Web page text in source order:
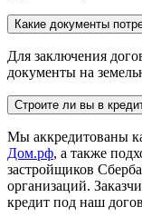
Какие документы
Для заключения
документы на
Строите ли вы в
Мы аккредитованы
Дом.рф, а также
застройщиков
организаций.
кредит под наш